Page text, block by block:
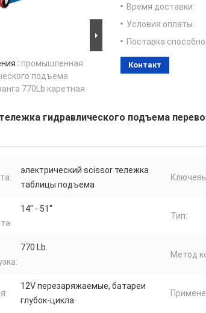
: промышленная
подъема
770Lb каретная
Время доставки:
Условия оплаты:
Поставка
Контакт
гидравлического подъема
электрический scissor тележка
таблицы подъема
14" - 51"
Тип:
770 Lb.
Метод
12V перезаряжаемые, батареи
глубок-цикла